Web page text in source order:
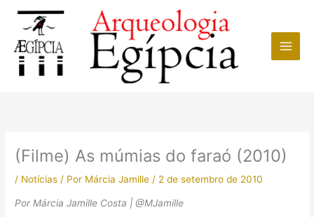
conteúdo
(Filme) As múmias do faraó (2010)
/ Notícias / Por Márcia Jamille / 2 de setembro de 2010
Por Márcia Jamille Costa | @MJamille